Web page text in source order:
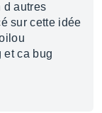
d autres
sur cette idée
et ca bug